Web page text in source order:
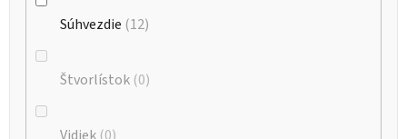
Súhvezdie 12
Štvorlístok 0